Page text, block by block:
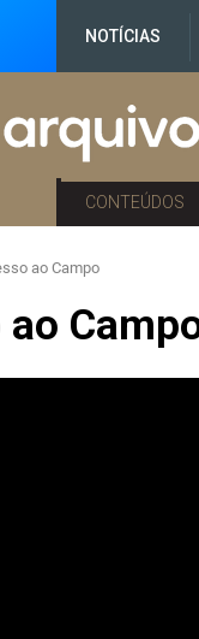
NOTÍCIAS
CONTEÚDOS
ao Campo